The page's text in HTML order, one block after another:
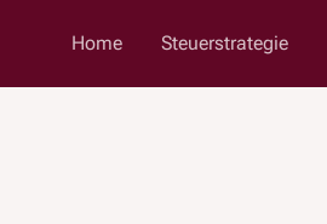
Home Steuerstrategie